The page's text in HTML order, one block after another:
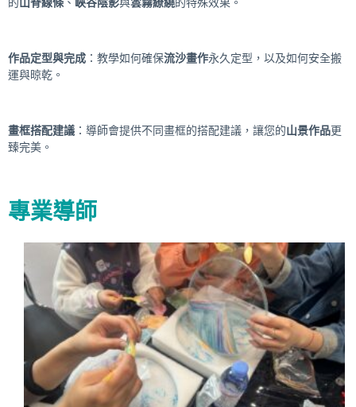
作品定型與完成 ：教學如何確保流沙畫作永久定型，以及如何安全搬
運與晾乾。
畫框搭配建議 ：導師會提供不同畫框的搭配建議，讓您的山景作品更
臻完美。
專業導師